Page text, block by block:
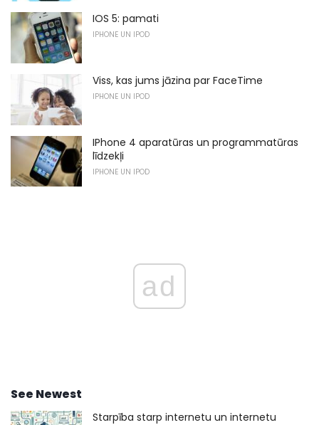
IOS 5: pamati
IPHONE UN IPOD
Viss, kas jums jāzina par FaceTime
IPHONE UN IPOD
IPhone 4 aparatūras un programmatūras
līdzekļi
IPHONE UN IPOD
ad
See Newest
Starpība starp internetu un internetu